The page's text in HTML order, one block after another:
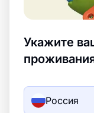
Укажите
Россия
Главная Центр
подключить
РАЗДЕЛЫ
Юридические